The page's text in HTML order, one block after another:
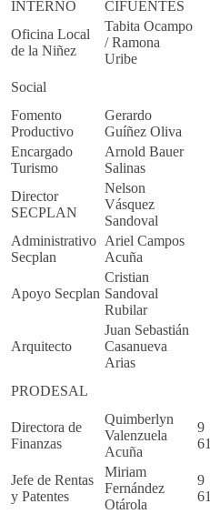
INTERNO CIFUENTES
Oficina Local
de la Niñez
Tabita Ocampo
/ Ramona
Uribe
Social
Fomento
Productivo
Gerardo
Guíñez Oliva
Encargado
Turismo
Arnold Bauer
Salinas
Director
SECPLAN
Nelson
Vásquez
Sandoval
Administrativo
Secplan
Ariel Campos
Acuña
Apoyo Secplan
Cristian
Sandoval
Rubilar
Arquitecto
Juan Sebastián
Casanueva
Arias
PRODESAL
Directora de
Finanzas
Quimberlyn
Valenzuela
Acuña
9
Jefe de Rentas
y Patentes
Miriam
Fernández
Otárola
9